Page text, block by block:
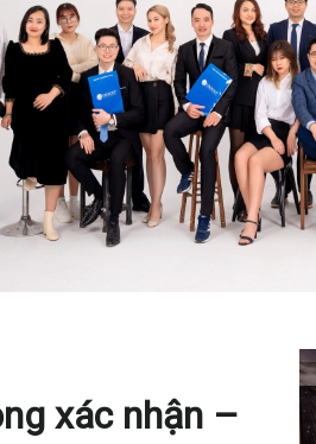
xác nhận –